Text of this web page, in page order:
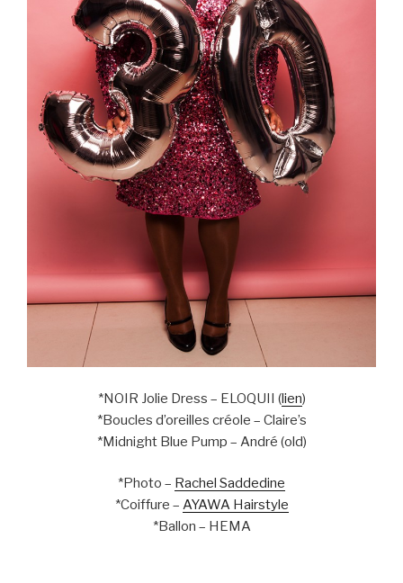
*NOIR Jolie Dress – ELOQUII (lien)
*Boucles d’oreilles créole – Claire’s
*Midnight Blue Pump – André (old)
*Photo – Rachel Saddedine
*Coiffure – AYAWA Hairstyle
*Ballon – HEMA